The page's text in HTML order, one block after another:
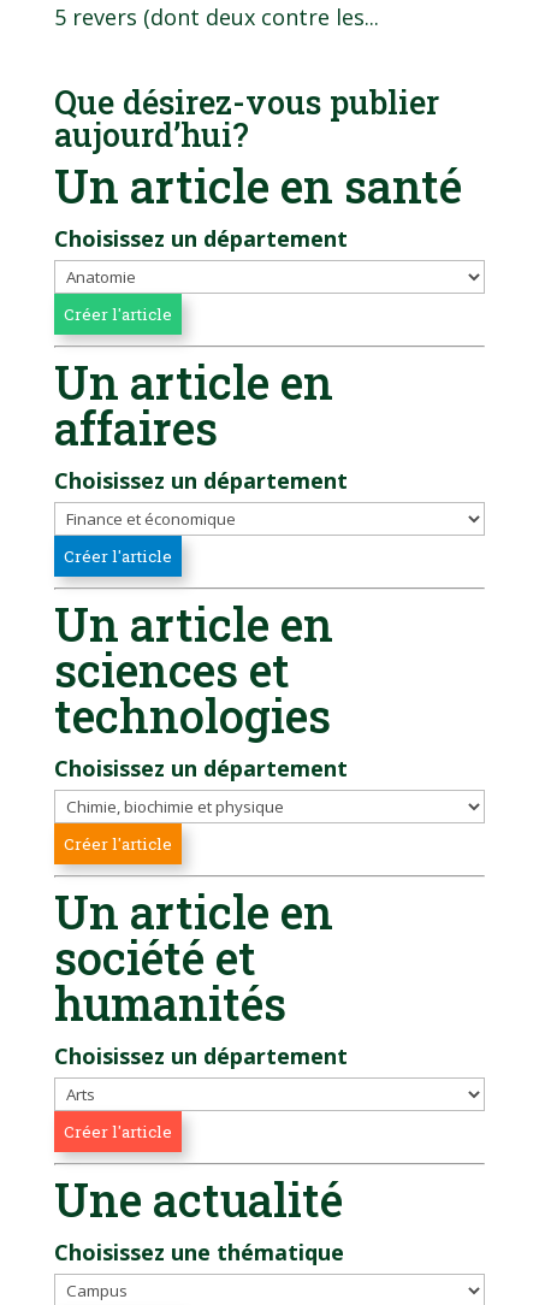
5 revers (dont deux contre les...
Que désirez-vous publier
aujourd’hui?
Un article en santé
Choisissez un département
Un article en
affaires
Choisissez un département
Un article en
sciences et
technologies
Choisissez un département
Un article en
société et
humanités
Choisissez un département
Une actualité
Choisissez une thématique